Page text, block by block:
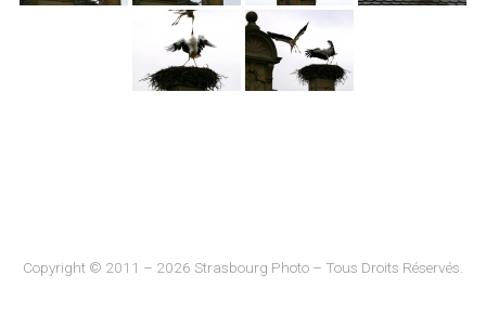
Copyright © 2011 – 2026 Strasbourg Photo – Tous Droits Réservés.